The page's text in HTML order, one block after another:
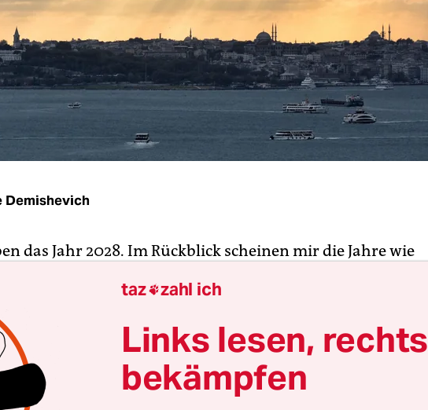
Demishevich
das Jahr 2028. Im Rückblick scheinen mir die Jahre wie
geblieben. Was ich erreicht habe und wie ich
heute führe, macht mich froh. Denn unsere Staatschefin
Süreyya Kürcü von der Queer Demokratischen Partei.
ausgebildete moderne Politikerin Mitte 30.
wir damals die ganze Nacht hindurch auf den
taz zahl ich
Links lesen, rechts
bekämpfen